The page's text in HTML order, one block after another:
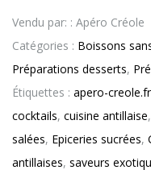
Vendu par: : Apéro Créole
Catégories : Boissons
Préparations desserts,
Étiquettes : apero-creole.fr
cocktails, cuisine antillaise,
salées, Epiceries sucrées,
antillaises, saveurs